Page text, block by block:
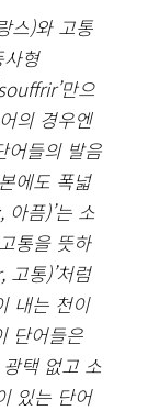
스)와 고통
형
만으
의 경우엔
어들의 발음
에도 폭넓
픔)’는 소
통을 뜻하
고통)’처럼
내는 천이
단어들은
택 없고 소
있는 단어